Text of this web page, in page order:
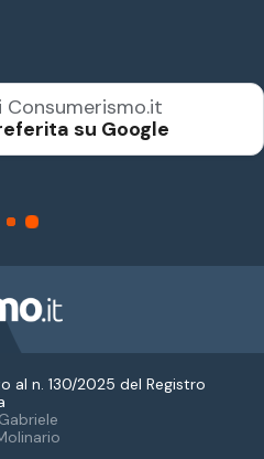
al n. 130/2025 del Registro